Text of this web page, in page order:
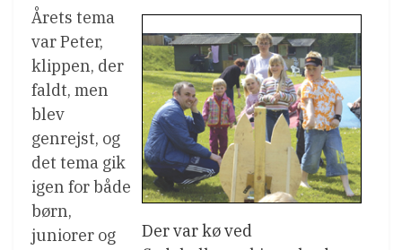
Der var kø ved
Årets tema
var Peter,
klippen, der
faldt, men
blev
genrejst, og
det tema gik
igen for både
børn,
juniorer og